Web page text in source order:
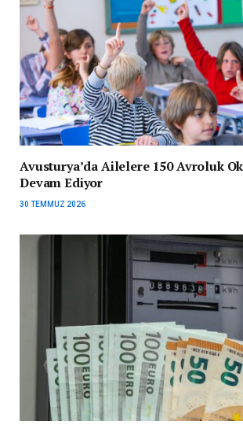
Avusturya’da Ailelere 150 Avroluk
Devam Ediyor
30 TEMMUZ 2026